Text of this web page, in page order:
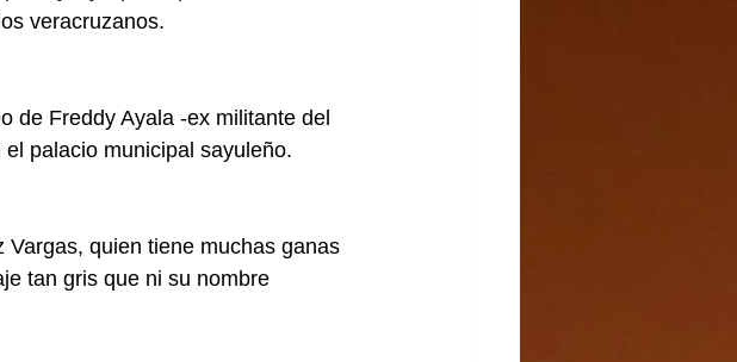
veracruzanos.
de Freddy Ayala -ex militante del
palacio municipal sayuleño.
quien tiene muchas ganas
tan gris que ni su nombre